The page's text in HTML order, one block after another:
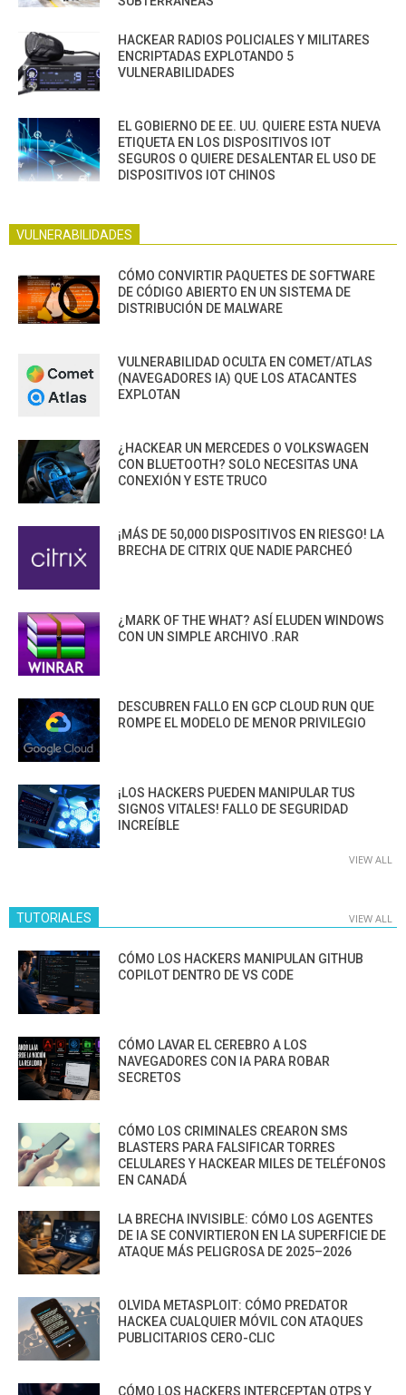
HACKEAR RADIOS POLICIALES Y MILITARES
ENCRIPTADAS EXPLOTANDO 5
VULNERABILIDADES
EL GOBIERNO DE EE. UU. QUIERE ESTA NUEVA
ETIQUETA EN LOS DISPOSITIVOS IOT
SEGUROS O QUIERE DESALENTAR EL USO DE
DISPOSITIVOS IOT CHINOS
VULNERABILIDADES
CÓMO CONVIRTIR PAQUETES DE SOFTWARE
DE CÓDIGO ABIERTO EN UN SISTEMA DE
DISTRIBUCIÓN DE MALWARE
VULNERABILIDAD OCULTA EN COMET/ATLAS
(NAVEGADORES IA) QUE LOS ATACANTES
EXPLOTAN
¿HACKEAR UN MERCEDES O VOLKSWAGEN
CON BLUETOOTH? SOLO NECESITAS UNA
CONEXIÓN Y ESTE TRUCO
¡MÁS DE 50,000 DISPOSITIVOS EN RIESGO! LA
BRECHA DE CITRIX QUE NADIE PARCHEÓ
¿MARK OF THE WHAT? ASÍ ELUDEN WINDOWS
CON UN SIMPLE ARCHIVO .RAR
DESCUBREN FALLO EN GCP CLOUD RUN QUE
ROMPE EL MODELO DE MENOR PRIVILEGIO
¡LOS HACKERS PUEDEN MANIPULAR TUS
SIGNOS VITALES! FALLO DE SEGURIDAD
INCREÍBLE
VIEW ALL
TUTORIALES VIEW ALL
CÓMO LOS HACKERS MANIPULAN GITHUB
COPILOT DENTRO DE VS CODE
CÓMO LAVAR EL CEREBRO A LOS
NAVEGADORES CON IA PARA ROBAR
SECRETOS
CÓMO LOS CRIMINALES CREARON SMS
BLASTERS PARA FALSIFICAR TORRES
CELULARES Y HACKEAR MILES DE TELÉFONOS
EN CANADÁ
LA BRECHA INVISIBLE: CÓMO LOS AGENTES
DE IA SE CONVIRTIERON EN LA SUPERFICIE DE
ATAQUE MÁS PELIGROSA DE 2025–2026
OLVIDA METASPLOIT: CÓMO PREDATOR
HACKEA CUALQUIER MÓVIL CON ATAQUES
PUBLICITARIOS CERO-CLIC
CÓMO LOS HACKERS INTERCEPTAN OTPS Y